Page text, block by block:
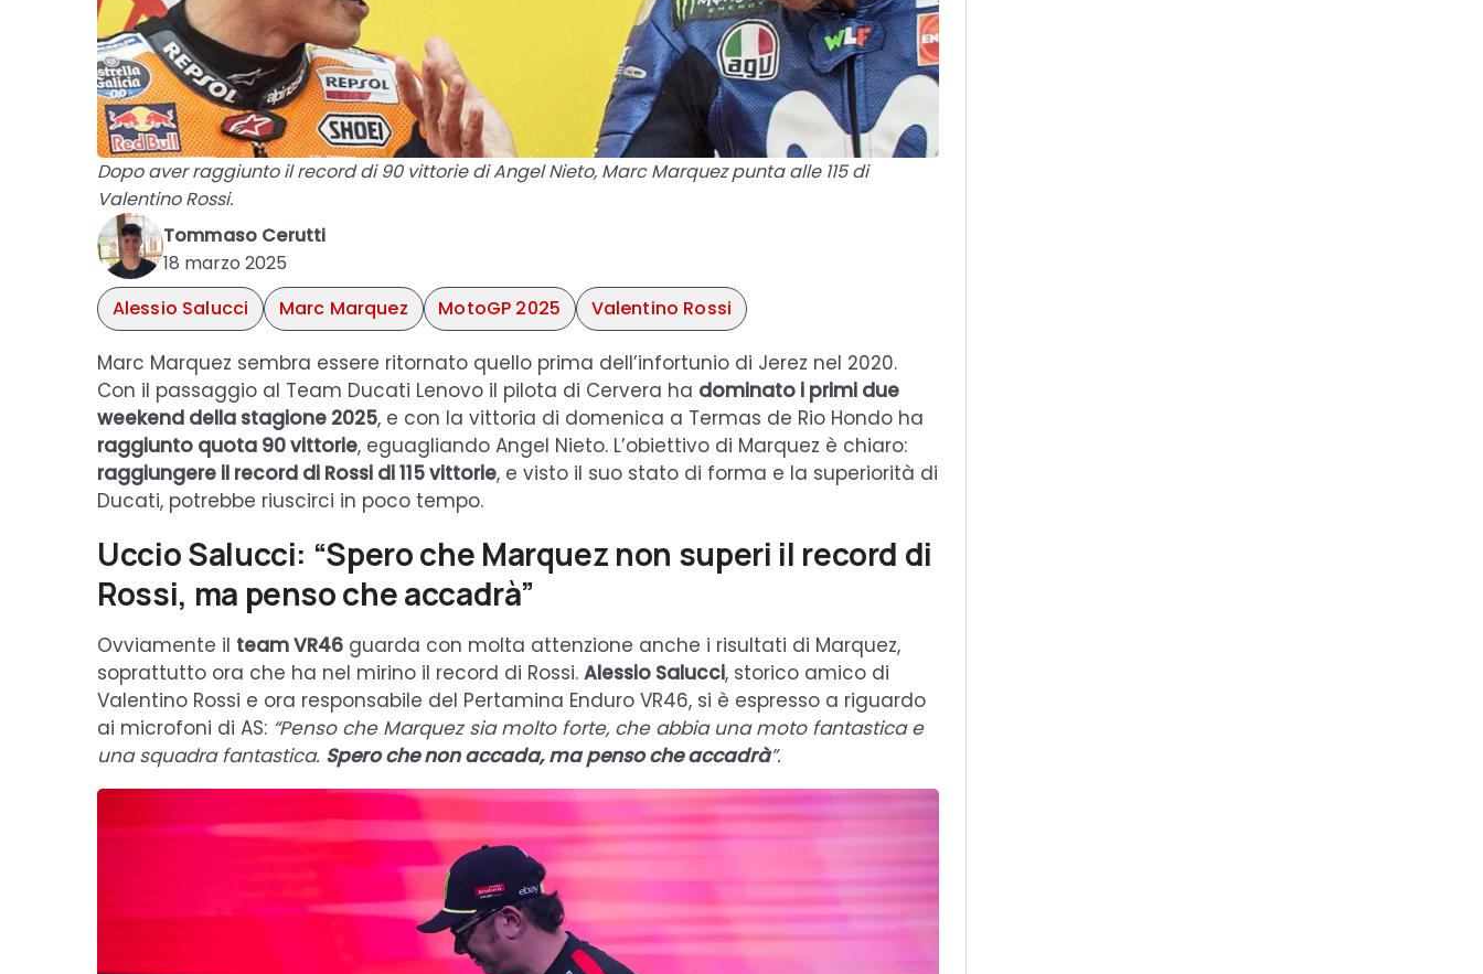
Dopo aver raggiunto il record di 90 vittorie di Angel Nieto, Marc Marquez punta alle 115 di
Valentino Rossi.
Tommaso Cerutti
18 marzo 2025
Alessio Salucci
Marc Marquez MotoGP 2025 Valentino Rossi
Marc Marquez sembra essere ritornato quello prima dell’infortunio di Jerez nel 2020.
Con il passaggio al Team Ducati Lenovo il pilota di Cervera ha dominato i primi due
weekend della stagione 2025, e con la vittoria di domenica a Termas de Rio Hondo ha
raggiunto quota 90 vittorie, eguagliando Angel Nieto. L’obiettivo di Marquez è chiaro:
raggiungere il record di Rossi di 115 vittorie, e visto il suo stato di forma e la superiorità di
Ducati, potrebbe riuscirci in poco tempo.
Uccio Salucci: “Spero che Marquez non superi il record di
Rossi, ma penso che accadrà”
Ovviamente il team VR46 guarda con molta attenzione anche i risultati di Marquez,
soprattutto ora che ha nel mirino il record di Rossi. Alessio Salucci, storico amico di
Valentino Rossi e ora responsabile del Pertamina Enduro VR46, si è espresso a riguardo
ai microfoni di AS: “Penso che Marquez sia molto forte, che abbia una moto fantastica e
una squadra fantastica. Spero che non accada, ma penso che accadrà”.